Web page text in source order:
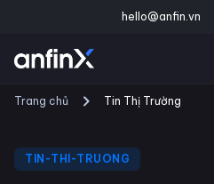
hello@anfin.vn
Trang chủ Tin Thị Trường
TIN-THI-TRUONG